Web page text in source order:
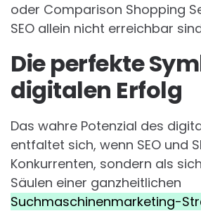
oder Comparison Shopping
SEO allein nicht erreichbar
Die perfekte
digitalen Erfolg
Das wahre Potenzial des
entfaltet sich, wenn SEO und
Konkurrenten, sondern als
Säulen einer ganzheitlichen
Suchmaschinenmarketing-